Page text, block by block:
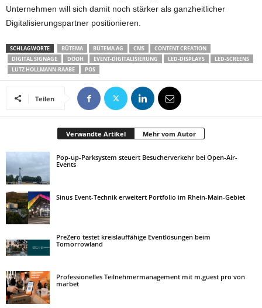
Unternehmen will sich damit noch stärker als ganzheitlicher
Digitalisierungspartner positionieren.
SCHLAGWORTE BÜTEMA BÜTEMA AG CMS
CONTENT CREATION
DIGITAL SIGNAGE
DOOH EVENT-DIGITALISIERUNG LED-DISPLAYS
LED-SCREENS
LUTZ HOLLMANN-RAABE
POS
Teilen
Verwandte Artikel Mehr vom Autor
Pop-up-Parksystem steuert Besucherverkehr bei Open-Air-
Events
Sinus Event-Technik erweitert Portfolio im Rhein-Main-Gebiet
PreZero testet kreislauffähige Eventlösungen beim
Tomorrowland
Professionelles Teilnehmermanagement mit m.guest pro von
marbet